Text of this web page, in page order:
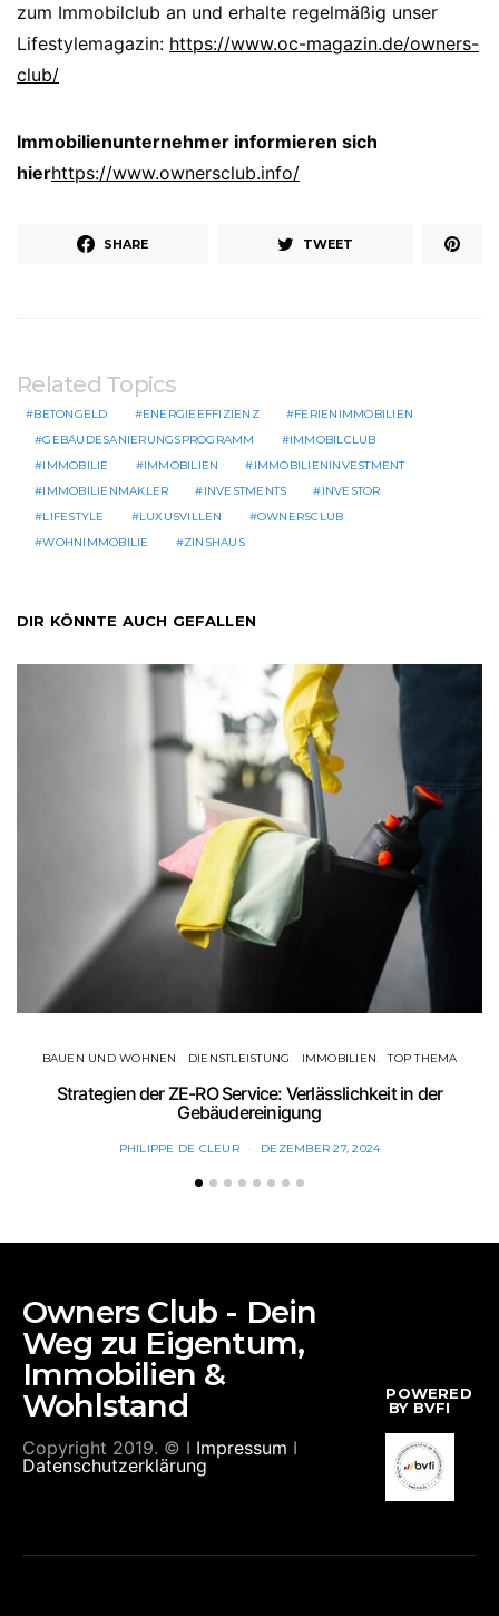
zum Immobilclub an und erhalte regelmäßig unser
Lifestylemagazin: https://www.oc-magazin.de/owners-
club/
Immobilienunternehmer informieren sich
hierhttps://www.ownersclub.info/
SHARE TWEET
Related Topics
BETONGELD ENERGIEEFFIZIENZ
FERIENIMMOBILIEN
GEBÄUDESANIERUNGSPROGRAMM
IMMOBILCLUB
IMMOBILIE
IMMOBILIEN
IMMOBILIENINVESTMENT
IMMOBILIENMAKLER
INVESTMENTS
INVESTOR
LIFESTYLE
LUXUSVILLEN
OWNERSCLUB
WOHNIMMOBILIE
ZINSHAUS
DIR KÖNNTE AUCH GEFALLEN
BAUEN UND WOHNEN DIENSTLEISTUNG IMMOBILIEN TOP THEMA
Strategien der ZE-RO Service: Verlässlichkeit in der
Gebäudereinigung
PHILIPPE DE CLEUR DEZEMBER 27, 2024
Owners Club - Dein
Weg zu Eigentum,
Immobilien &
Wohlstand
Copyright 2019. © I Impressum I
Datenschutzerklärung
POWERED
BY BVFI